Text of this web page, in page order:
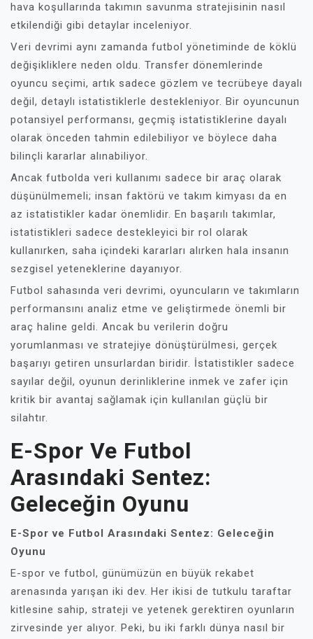
hava koşullarında takımın savunma stratejisinin nasıl
etkilendiği gibi detaylar inceleniyor.
Veri devrimi aynı zamanda futbol yönetiminde de köklü
değişikliklere neden oldu. Transfer dönemlerinde
oyuncu seçimi, artık sadece gözlem ve tecrübeye dayalı
değil, detaylı istatistiklerle destekleniyor. Bir oyuncunun
potansiyel performansı, geçmiş istatistiklerine dayalı
olarak önceden tahmin edilebiliyor ve böylece daha
bilinçli kararlar alınabiliyor.
Ancak futbolda veri kullanımı sadece bir araç olarak
düşünülmemeli; insan faktörü ve takım kimyası da en
az istatistikler kadar önemlidir. En başarılı takımlar,
istatistikleri sadece destekleyici bir rol olarak
kullanırken, saha içindeki kararları alırken hala insanın
sezgisel yeteneklerine dayanıyor.
Futbol sahasında veri devrimi, oyuncuların ve takımların
performansını analiz etme ve geliştirmede önemli bir
araç haline geldi. Ancak bu verilerin doğru
yorumlanması ve stratejiye dönüştürülmesi, gerçek
başarıyı getiren unsurlardan biridir. İstatistikler sadece
sayılar değil, oyunun derinliklerine inmek ve zafer için
kritik bir avantaj sağlamak için kullanılan güçlü bir
silahtır.
E-Spor Ve Futbol
Arasındaki Sentez:
Geleceğin Oyunu
E-Spor ve Futbol Arasındaki Sentez: Geleceğin
Oyunu
E-spor ve futbol, günümüzün en büyük rekabet
arenasında yarışan iki dev. Her ikisi de tutkulu taraftar
kitlesine sahip, strateji ve yetenek gerektiren oyunların
zirvesinde yer alıyor. Peki, bu iki farklı dünya nasıl bir